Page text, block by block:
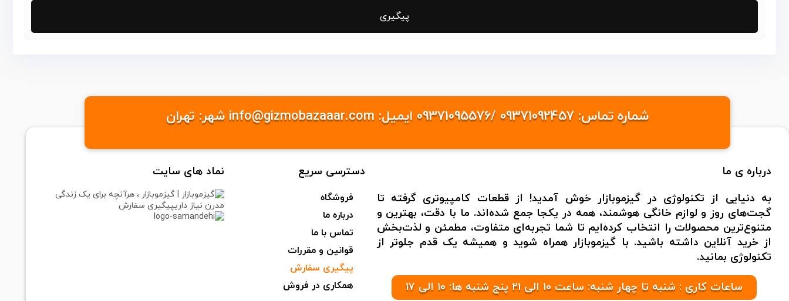
پیگیری
شماره تماس: 09371092457 /09371095576 ایمیل: info@gizmobazaaar.com شهر: تهران
درباره ی ما
به دنیایی از تکنولوژی در گیزموبازار خوش آمدید! از قطعات کامپیوتری گرفته تا
گجت‌های روز و لوازم خانگی هوشمند، همه در یکجا جمع شده‌اند. ما با دقت، بهترین و
متنوع‌ترین محصولات را انتخاب کرده‌ایم تا شما تجربه‌ای متفاوت، مطمئن و لذت‌بخش
از خرید آنلاین داشته باشید. با گیزموبازار همراه شوید و همیشه یک قدم جلوتر از
تکنولوژی بمانید.
ساعات کاری : شنبه تا چهار شنبه: ساعت ۱۰ الی ۲۱ پنج شنبه ها: ۱۰ الی ۱۷
دسترسی سریع
فروشگاه
درباره ما
تماس با ما
قوانین و مقررات
پیگیری سفارش
همکاری در فروش
نماد های سایت